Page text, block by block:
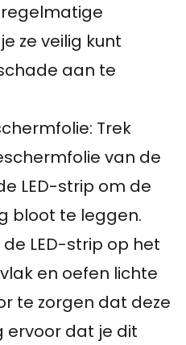
ze veilig kunt
aan te
Trek
van de
LED-strip om de
bloot te leggen.
LED-strip op het
en oefen lichte
te zorgen dat deze
ervoor dat je dit